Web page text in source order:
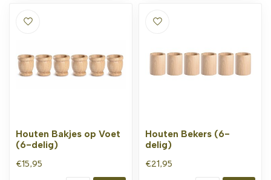
Houten Bakjes op Voet
(6-delig)
€15,95
Houten Bekers (6-
delig)
€21,95